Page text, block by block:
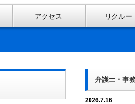
アクセス リクルー
弁護士・事
2026.7.16